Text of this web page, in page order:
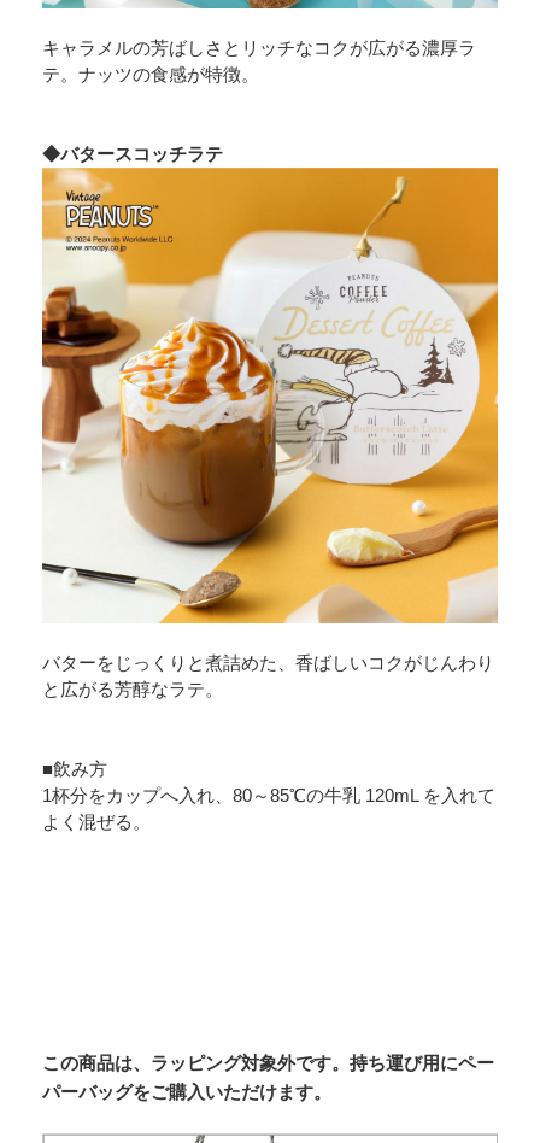
キャラメルの芳ばしさとリッチなコクが広がる濃厚ラ
テ。ナッツの食感が特徴。
◆バタースコッチラテ
バターをじっくりと煮詰めた、香ばしいコクがじんわり
と広がる芳醇なラテ。
■飲み方
1杯分をカップへ入れ、80～85℃の牛乳 120mL を入れて
よく混ぜる。
この商品は、ラッピング対象外です。持ち運び用にペー
パーバッグをご購入いただけます。